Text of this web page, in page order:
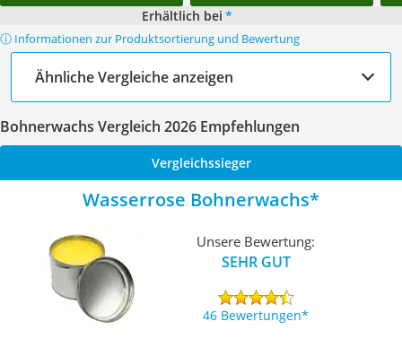
Erhältlich bei *
ⓘ Informationen zur Produktsortierung und Bewertung
Ähnliche Vergleiche anzeigen
Bohnerwachs Vergleich 2026 Empfehlungen
Vergleichssieger
Wasserrose Bohnerwachs
Unsere Bewertung:
SEHR GUT
46 Bewertungen